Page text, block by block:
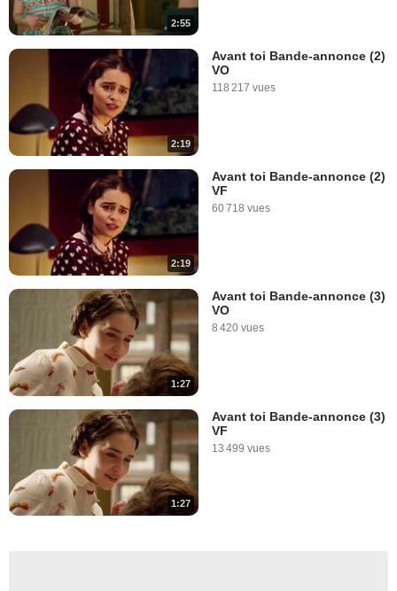
2:55
2:19
Avant toi Bande-annonce (2)
VO
118 217 vues
2:19
Avant toi Bande-annonce (2)
VF
60 718 vues
1:27
Avant toi Bande-annonce (3)
VO
8 420 vues
1:27
Avant toi Bande-annonce (3)
VF
13 499 vues